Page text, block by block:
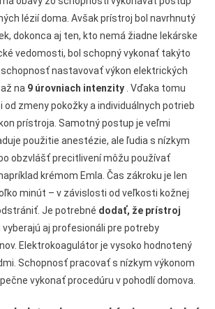
lézií doma. Avšak prístroj bol navrhnutý
dokonca aj ten, kto nemá žiadne lekárske
vedomosti, bol schopný vykonať takýto
nastavovať výkon elektrických
na 9 úrovniach intenzity. Vďaka tomu
zmeny pokožky a individuálnych potrieb
prístroja. Samotný postup je veľmi
použitie anestézie, ale ľudia s nízkym
obzvlášť precitlivení môžu používať
krémom Emla. Čas zákroku je len
minút – v závislosti od veľkosti kožnej
Je potrebné dodať, že prístroj
vyberajú aj profesionáli pre potreby
Elektrokoagulátor je vysoko hodnotený
Schopnosť pracovať s nízkym výkonom
vykonať procedúru v pohodlí domova.